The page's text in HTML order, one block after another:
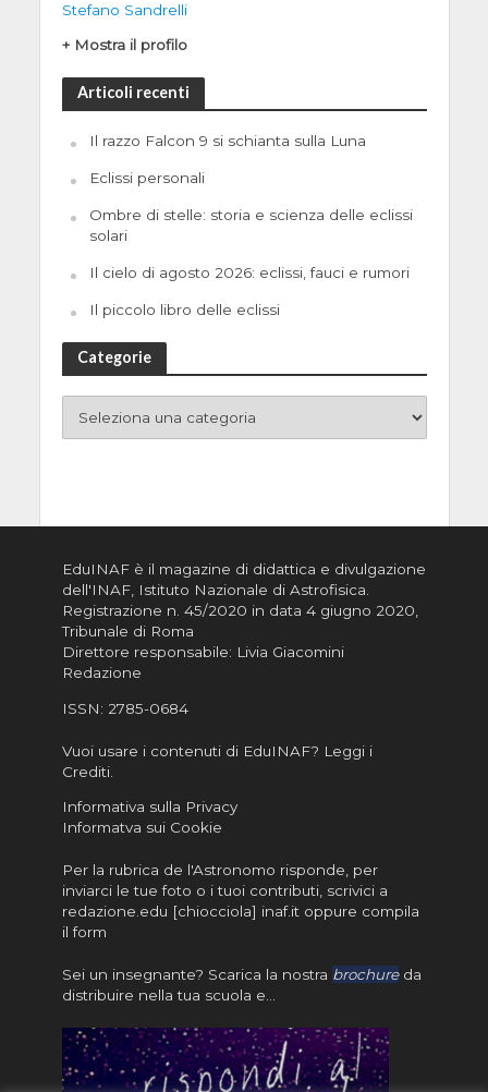
Stefano Sandrelli
+ Mostra il profilo
Articoli recenti
Il razzo Falcon 9 si schianta sulla Luna
Eclissi personali
Ombre di stelle: storia e scienza delle eclissi
solari
Il cielo di agosto 2026: eclissi, fauci e rumori
Il piccolo libro delle eclissi
Categorie
EduINAF è il magazine di didattica e divulgazione
dell'INAF, Istituto Nazionale di Astrofisica.
Registrazione n. 45/2020 in data 4 giugno 2020,
Tribunale di Roma
Direttore responsabile: Livia Giacomini
Redazione
ISSN: 2785-0684
Vuoi usare i contenuti di EduINAF? Leggi i
Crediti.
Informativa sulla Privacy
Informatva sui Cookie
Per la rubrica de l'Astronomo risponde, per
inviarci le tue foto o i tuoi contributi, scrivici a
redazione.edu [chiocciola] inaf.it oppure compila
il form
Sei un insegnante? Scarica la nostra brochureda
distribuire nella tua scuola e…